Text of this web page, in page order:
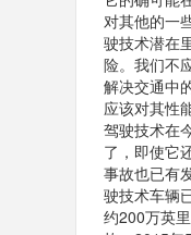
对其他的一
驶技术潜在
险。我们不
解决交通中
应该对其性
驾驶技术在
了，即使它
事故也已有
驶技术车辆
约200万英